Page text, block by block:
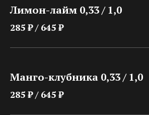
Лимон-лайм 0,33 / 1,0
285 ₽ / 645 ₽
Манго-клубника 0,33 / 1,0
285 ₽ / 645 ₽